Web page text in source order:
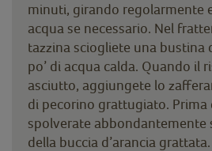
minuti, girando regolarmente
acqua se necessario. Nel
tazzina sciogliete una bustina
po’ di acqua calda. Quando il
asciutto, aggiungete lo
di pecorino grattugiato. Prima
spolverate abbondantemente
della buccia d’arancia